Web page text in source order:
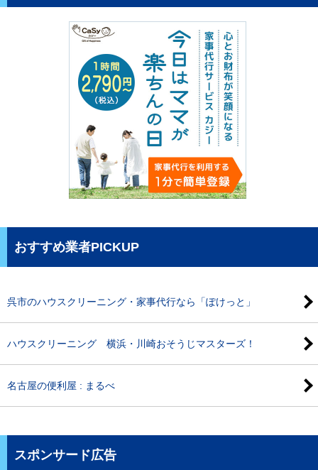
おすすめ業者PICKUP
呉市のハウスクリーニング・家事代行なら「ぽけっと」
ハウスクリーニング 横浜・川崎おそうじマスターズ！
名古屋の便利屋 : まるべ
スポンサード広告